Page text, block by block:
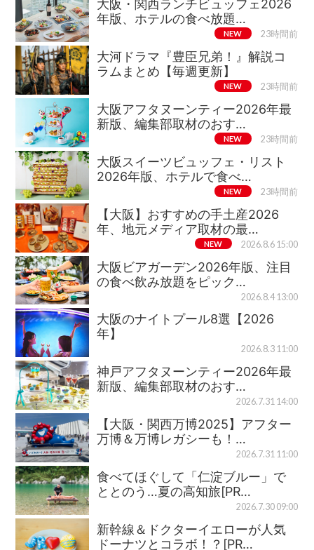
大阪・関西ランチビュッフェ2026
年版、ホテルの食べ放題…
NEW 23時間前
大河ドラマ『豊臣兄弟！』解説コ
ラムまとめ【毎週更新】
NEW 23時間前
大阪アフタヌーンティー2026年最
新版、編集部取材のおす…
NEW 23時間前
大阪スイーツビュッフェ・リスト
2026年版、ホテルで食べ…
NEW 23時間前
【大阪】おすすめの手土産2026
年、地元メディア取材の最…
NEW 2026.8.6 15:00
大阪ビアガーデン2026年版、注目
の食べ飲み放題をピック…
2026.8.4 13:00
大阪のナイトプール8選【2026
年】
2026.8.3 11:00
神戸アフタヌーンティー2026年最
新版、編集部取材のおす…
2026.7.31 14:00
【大阪・関西万博2025】アフター
万博＆万博レガシーも！…
2026.7.31 11:00
食べてほぐして「仁淀ブルー」で
ととのう…夏の高知旅[PR…
2026.7.30 09:00
新幹線＆ドクターイエローが人気
ドーナツとコラボ！？[PR…